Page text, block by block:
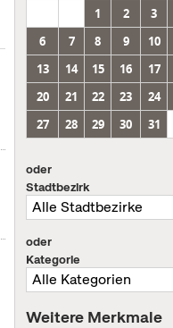
1
2 3
6
7 8 9 10
13
14 15 16 17
20
21 22 23 24
27
28 29 30 31
oder
Stadtbezirk
oder
Kategorie
Weitere Merkmale